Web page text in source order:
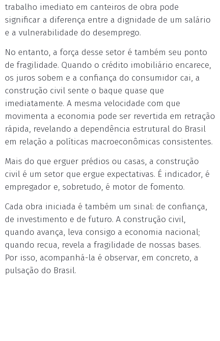
trabalho imediato em canteiros de obra pode
significar a diferença entre a dignidade de um salário
e a vulnerabilidade do desemprego.
No entanto, a força desse setor é também seu ponto
de fragilidade. Quando o crédito imobiliário encarece,
os juros sobem e a confiança do consumidor cai, a
construção civil sente o baque quase que
imediatamente. A mesma velocidade com que
movimenta a economia pode ser revertida em retração
rápida, revelando a dependência estrutural do Brasil
em relação a políticas macroeconômicas consistentes.
Mais do que erguer prédios ou casas, a construção
civil é um setor que ergue expectativas. É indicador, é
empregador e, sobretudo, é motor de fomento.
Cada obra iniciada é também um sinal: de confiança,
de investimento e de futuro. A construção civil,
quando avança, leva consigo a economia nacional;
quando recua, revela a fragilidade de nossas bases.
Por isso, acompanhá-la é observar, em concreto, a
pulsação do Brasil.